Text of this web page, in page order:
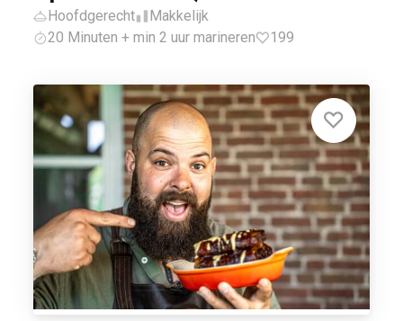
Hoofdgerecht
Makkelijk
20 Minuten + min 2 uur marineren
199